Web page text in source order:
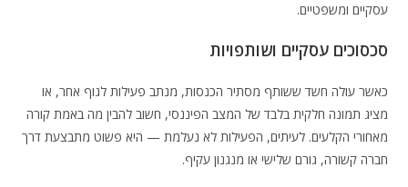
עסקיים ומשפטיים.
סכסוכים עסקיים ושותפויות
כאשר עולה חשד ששותף מסתיר הכנסות, מנתב פעילות לגוף אחר, או
מציג תמונה חלקית בלבד של המצב הפיננסי, חשוב להבין מה באמת קורה
מאחורי הקלעים. לעיתים, הפעילות לא נעלמת — היא פשוט מתבצעת דרך
חברה קשורה, גורם שלישי או מנגנון עקיף.